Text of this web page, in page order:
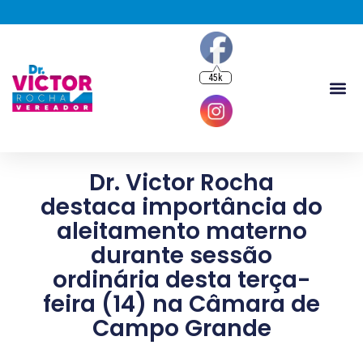
Dr. Victor Rocha
destaca importância do
aleitamento materno
durante sessão
ordinária desta terça-
feira (14) na Câmara de
Campo Grande
45k